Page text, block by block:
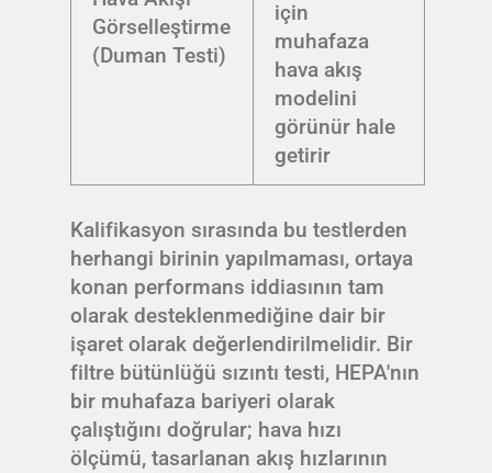
Görselleştirme
(Duman Testi)
için
muhafaza
hava akış
modelini
görünür hale
getirir
Kalifikasyon sırasında bu testlerden
herhangi birinin yapılmaması, ortaya
konan performans iddiasının tam
olarak desteklenmediğine dair bir
işaret olarak değerlendirilmelidir. Bir
filtre bütünlüğü sızıntı testi, HEPA'nın
bir muhafaza bariyeri olarak
çalıştığını doğrular; hava hızı
ölçümü, tasarlanan akış hızlarının